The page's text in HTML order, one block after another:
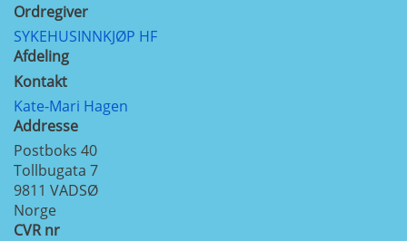
Ordregiver
SYKEHUSINNKJØP HF
Afdeling
Kontakt
Kate-Mari Hagen
Addresse
Postboks 40
Tollbugata 7
9811 VADSØ
Norge
CVR nr